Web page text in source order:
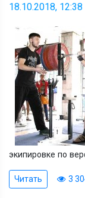
18.10.2018, 12:38
экипировке по
Читать 3